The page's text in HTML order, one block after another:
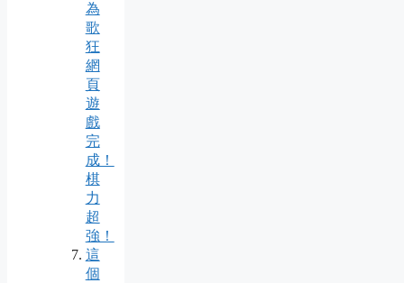
為
歌
狂
網
頁
遊
戲
完
成！
棋
力
超
強！
這
個